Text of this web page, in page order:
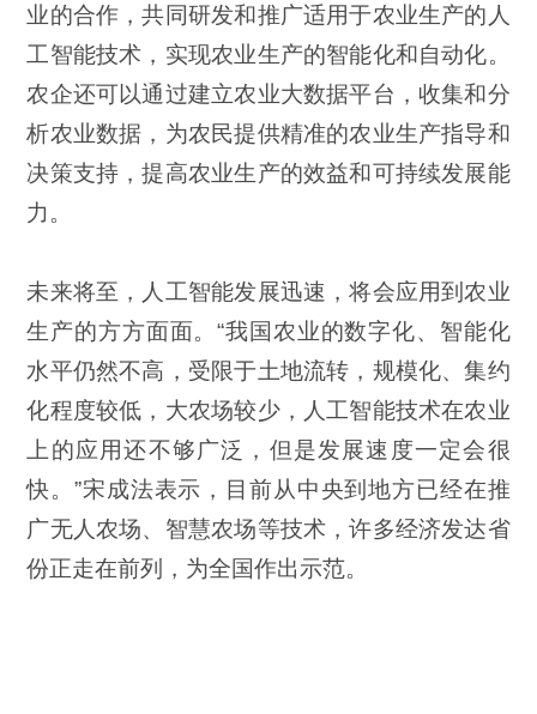
业的合作，共同研发和推广适用于农业生产的人
工智能技术，实现农业生产的智能化和自动化。
农企还可以通过建立农业大数据平台，收集和分
析农业数据，为农民提供精准的农业生产指导和
决策支持，提高农业生产的效益和可持续发展能
力。
未来将至，人工智能发展迅速，将会应用到农业
生产的方方面面。“我国农业的数字化、智能化
水平仍然不高，受限于土地流转，规模化、集约
化程度较低，大农场较少，人工智能技术在农业
上的应用还不够广泛，但是发展速度一定会很
快。”宋成法表示，目前从中央到地方已经在推
广无人农场、智慧农场等技术，许多经济发达省
份正走在前列，为全国作出示范。